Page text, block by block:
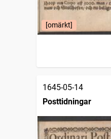
[omärkt]
1645-05-14
Posttidningar